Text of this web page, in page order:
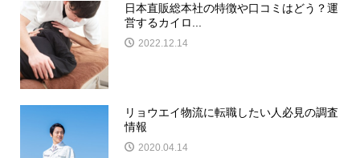
日本直販総本社の特徴や口コミはどう？運
営するカイロ...
2022.12.14
リョウエイ物流に転職したい人必見の調査
情報
2020.04.14